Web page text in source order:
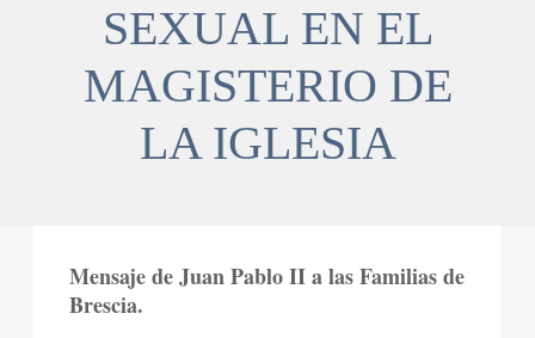
SEXUAL EN EL
MAGISTERIO DE
LA IGLESIA
Mensaje de Juan Pablo II a las Familias de
Brescia.